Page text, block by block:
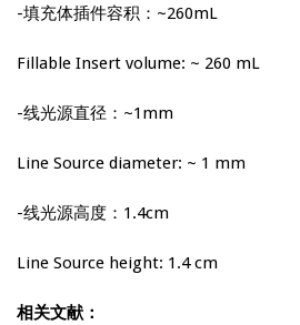
-填充体插件容积：~260mL
Fillable Insert volume: ~ 260 mL
-线光源直径：~1mm
Line Source diameter: ~ 1 mm
-线光源高度：1.4cm
Line Source height: 1.4 cm
相关文献：